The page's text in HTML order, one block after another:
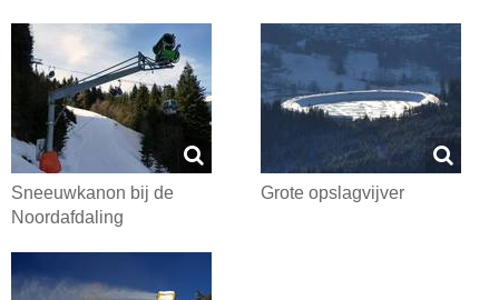
Sneeuwkanon bij de
Noordafdaling
Grote opslagvijver